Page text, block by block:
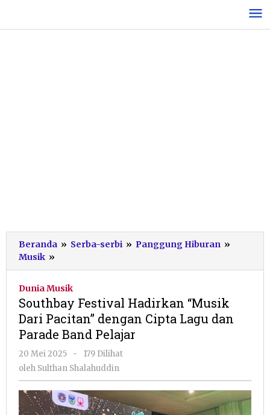
konten
Beranda » Serba-serbi » Panggung Hiburan »
Musik »
Festival
Hadirkan
“Musik
Dari
Pacitan”
dengan
Lagu
dan
Parade
Band
Pelajar
Dunia Musik
Southbay Festival Hadirkan “Musik
Dari Pacitan” dengan Cipta Lagu dan
Parade Band Pelajar
20 Mei 2025
oleh
Sulthan
-
179 Dilihat
oleh Sulthan Shalahuddin